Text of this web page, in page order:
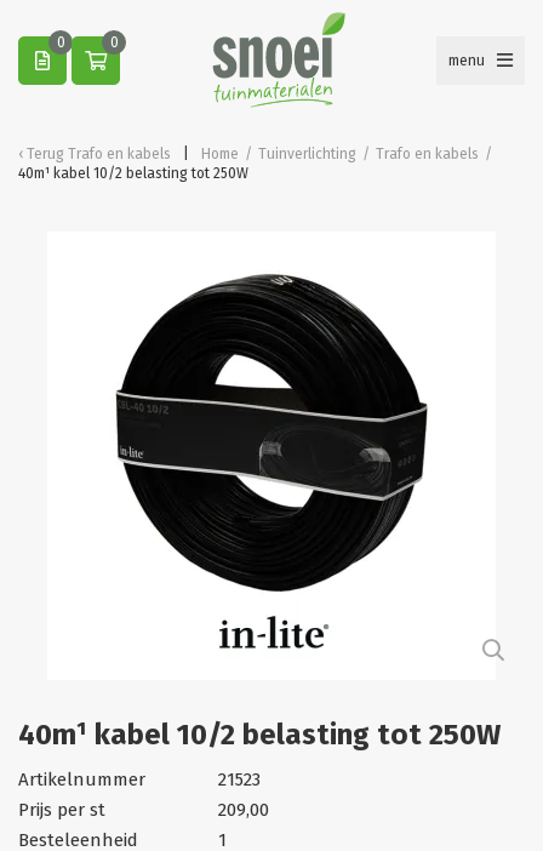
0
0
menu
Terug Trafo en kabels Home / Tuinverlichting / Trafo en kabels /
40m¹ kabel 10/2 belasting tot 250W
40m¹ kabel 10/2 belasting tot 250W
Artikelnummer
21523
Prijs per st
209,00
Besteleenheid
1